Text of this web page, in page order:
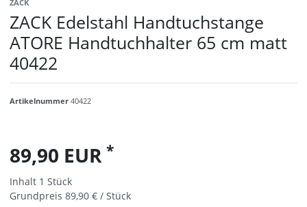
ZACK
ZACK Edelstahl Handtuchstange
ATORE Handtuchhalter 65 cm matt
40422
Artikelnummer 40422
89,90 EUR *
Inhalt 1 Stück
Grundpreis 89,90 € / Stück